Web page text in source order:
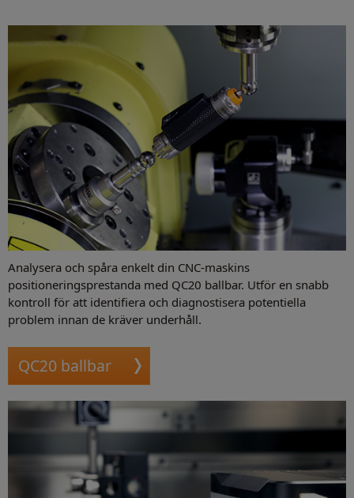
Analysera och spåra enkelt din CNC-maskins
positioneringsprestanda med QC20 ballbar. Utför en snabb
kontroll för att identifiera och diagnostisera potentiella
problem innan de kräver underhåll.
QC20 ballbar